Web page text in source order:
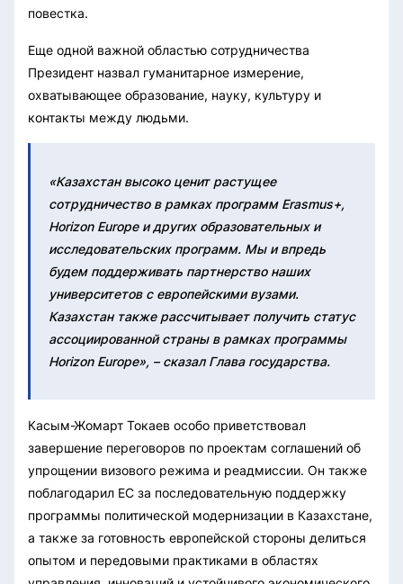
повестка.
Еще одной важной областью сотрудничества
Президент назвал гуманитарное измерение,
охватывающее образование, науку, культуру и
контакты между людьми.
«Казахстан высоко ценит растущее
сотрудничество в рамках программ Erasmus+,
Horizon Europe и других образовательных и
исследовательских программ. Мы и впредь
будем поддерживать партнерство наших
университетов с европейскими вузами.
Казахстан также рассчитывает получить статус
ассоциированной страны в рамках программы
Horizon Europe», – сказал Глава государства.
Касым-Жомарт Токаев особо приветствовал
завершение переговоров по проектам соглашений об
упрощении визового режима и реадмиссии. Он также
поблагодарил ЕС за последовательную поддержку
программы политической модернизации в Казахстане,
а также за готовность европейской стороны делиться
опытом и передовыми практиками в областях